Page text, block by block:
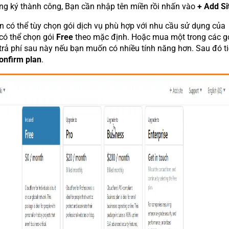
ký thành công, Bạn cần nhập tên miền rồi nhấn vào + Add
có thể tùy chọn gói dịch vụ phù hợp với nhu cầu sử dụng của
thể chọn gói Free theo mặc định. Hoặc mua một trong các
phí sau này nếu bạn muốn có nhiều tính năng hơn. Sau đó
plan.